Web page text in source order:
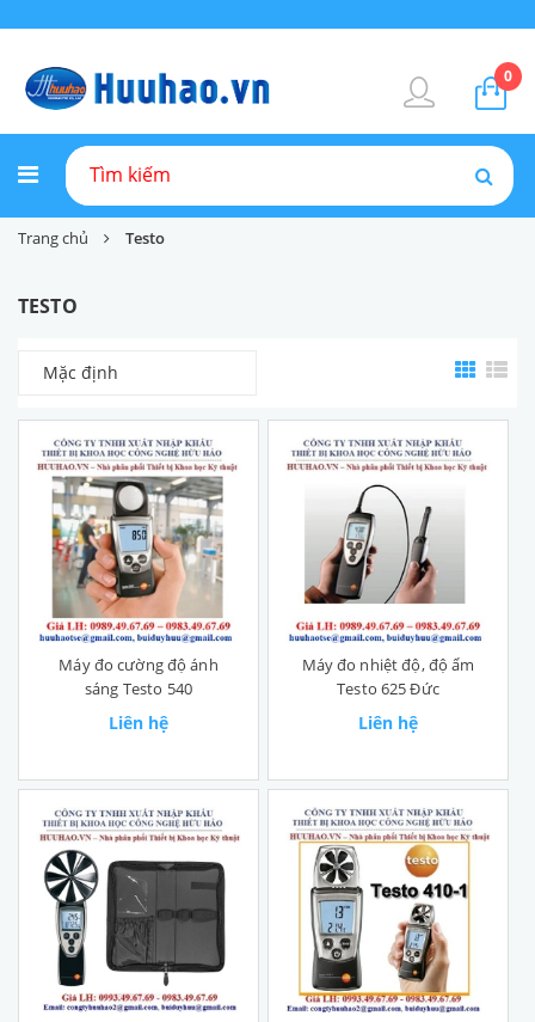
0
Trang chủ Testo
TESTO
Mặc định
Máy đo cường độ ánh
sáng Testo 540
Liên hệ
Máy đo nhiệt độ, độ ẩm
Testo 625 Đức
Liên hệ